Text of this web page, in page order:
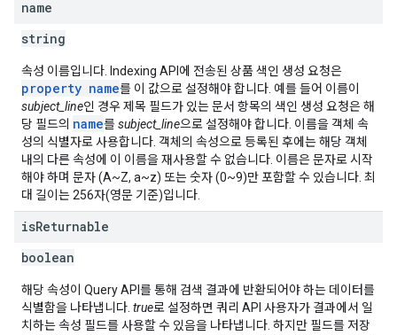
name
string
속성 이름입니다. Indexing API에 전송된 상품 색인 생성 요청은
property name를 이 값으로 설정해야 합니다. 예를 들어 이름이
subject_line인 경우 제목 필드가 있는 문서 항목의 색인 생성 요청은 해
당 필드의 name를subject_line으로 설정해야 합니다. 이름을 객체 속
성의 식별자로 사용합니다. 객체의 속성으로 등록된 후에는 해당 객체
내의 다른 속성에 이 이름을 재사용할 수 없습니다. 이름은 문자로 시작
해야 하며 문자 (A~Z, a~z) 또는 숫자 (0~9)만 포함할 수 있습니다. 최
대 길이는 256자(영문 기준)입니다.
isReturnable
boolean
해당 속성이 Query API를 통해 검색 결과에 반환되어야 하는 데이터를
식별함을 나타냅니다. true로 설정하면 쿼리 API 사용자가 결과에서 일
치하는 속성 필드를 사용할 수 있음을 나타냅니다. 하지만 필드를 저장